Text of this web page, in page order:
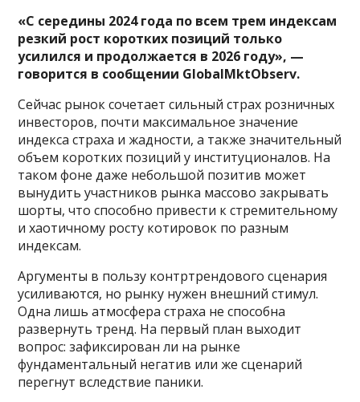
«С середины 2024 года по всем трем индексам
резкий рост коротких позиций только
усилился и продолжается в 2026 году», —
говорится в сообщении GlobalMktObserv.
Сейчас рынок сочетает сильный страх розничных
инвесторов, почти максимальное значение
индекса страха и жадности, а также значительный
объем коротких позиций у институционалов. На
таком фоне даже небольшой позитив может
вынудить участников рынка массово закрывать
шорты, что способно привести к стремительному
и хаотичному росту котировок по разным
индексам.
Аргументы в пользу контртрендового сценария
усиливаются, но рынку нужен внешний стимул.
Одна лишь атмосфера страха не способна
развернуть тренд. На первый план выходит
вопрос: зафиксирован ли на рынке
фундаментальный негатив или же сценарий
перегнут вследствие паники.